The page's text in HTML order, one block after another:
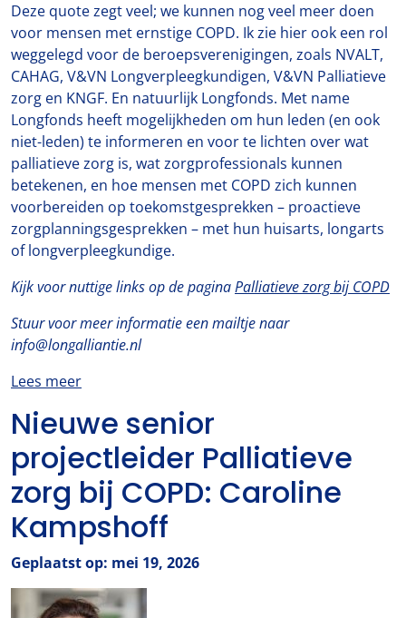
Deze quote zegt veel; we kunnen nog veel meer doen
voor mensen met ernstige COPD. Ik zie hier ook een rol
weggelegd voor de beroepsverenigingen, zoals NVALT,
CAHAG, V&VN Longverpleegkundigen, V&VN Palliatieve
zorg en KNGF. En natuurlijk Longfonds. Met name
Longfonds heeft mogelijkheden om hun leden (en ook
niet-leden) te informeren en voor te lichten over wat
palliatieve zorg is, wat zorgprofessionals kunnen
betekenen, en hoe mensen met COPD zich kunnen
voorbereiden op toekomstgesprekken – proactieve
zorgplanningsgesprekken – met hun huisarts, longarts
of longverpleegkundige.
Kijk voor nuttige links op de paginaPalliatieve zorg bij COPD
Stuur voor meer informatie een mailtje naar
info@longalliantie.nl
Lees meer
Nieuwe senior
projectleider Palliatieve
zorg bij COPD: Caroline
Kampshoff
Geplaatst op: mei 19, 2026